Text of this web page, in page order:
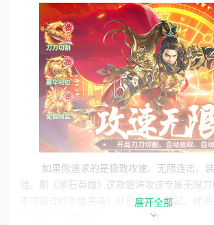
如果你追求的是‌极致攻速、无限连击、
验，那《‌顽石英雄‌》这款碧涛攻速专属无限
不可错过的年度黑马！从创角那一刻起，就进
展开全部